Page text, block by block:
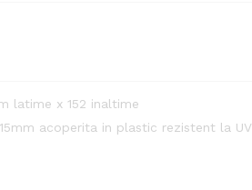
latime x 152 inaltime
acoperita in plastic rezistent la UV